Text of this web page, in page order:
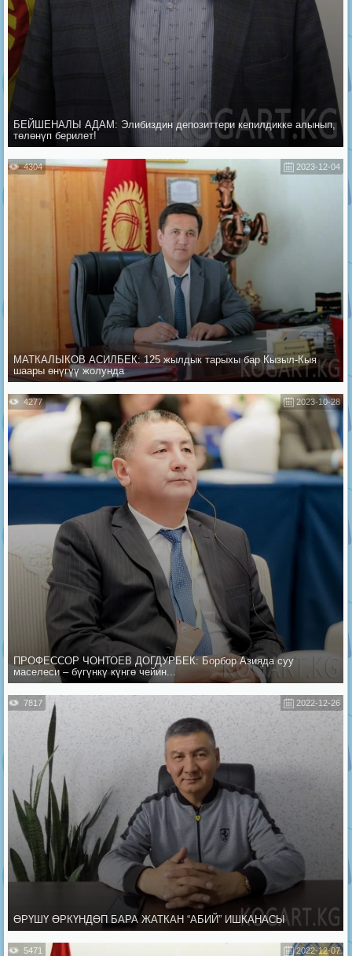
БЕЙШЕНАЛЫ АДАМ: Элибиздин депозиттери кепилдикке алынып,
төлөнүп берилет!
2023-12-04
4304
МАТКАЛЫКОВ АСИЛБЕК: 125 жылдык тарыхы бар Кызыл-Кыя
шаары өнүгүү жолунда
2023-10-28
4277
ПРОФЕССОР ЧОНТОЕВ ДОГДУРБЕК: Борбор Азияда суу
маселеси – бүгүнкү күнгө чейин...
2022-12-26
7817
ӨРҮШҮ ӨРКҮНДӨП БАРА ЖАТКАН “АБИЙ” ИШКАНАСЫ
2022-12-07
5471